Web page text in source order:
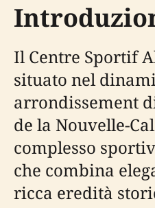
Il Centre Sportif
situato nel
arrondissement
de la Nouvelle-
complesso
che combina
ricca eredità